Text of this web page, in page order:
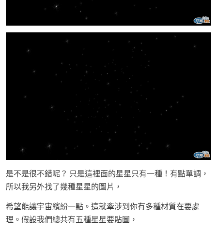
是不是很不錯呢？ 只是這裡面的星星只有一種！有點單調，
所以我另外找了幾種星星的圖片，
希望能讓宇宙繽紛一點。這就牽涉到你有多種材質在要處
理。假設我們總共有五種星星要貼圖，